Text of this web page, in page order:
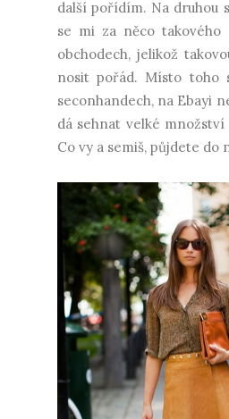
další pořídím. Na druhou
se mi za něco
obchodech, jelikož
nosit pořád. Místo toho
seconhandech, na Ebayi
dá sehnat velké množství
Co vy a semiš, půjdete do